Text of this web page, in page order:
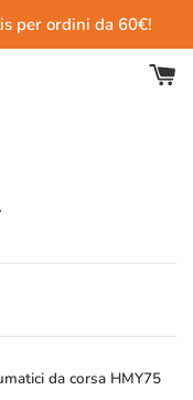
per ordini da 60€!
da corsa HMY75